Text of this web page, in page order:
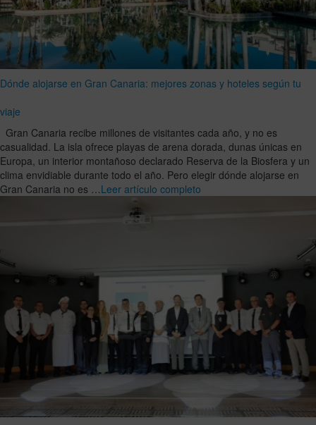
Dónde alojarse en Gran Canaria: mejores zonas y hoteles según tu
viaje
Gran Canaria recibe millones de visitantes cada año, y no es
casualidad. La isla ofrece playas de arena dorada, dunas únicas en
Europa, un interior montañoso declarado Reserva de la Biosfera y un
clima envidiable durante todo el año. Pero elegir dónde alojarse en
Gran Canaria no es …Leer artículo completo